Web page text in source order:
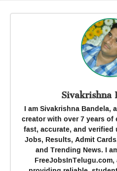
Sivakrishna
I am Sivakrishna
creator with over 7 years
fast, accurate, and
Jobs, Results, Admit
and Trending News. I